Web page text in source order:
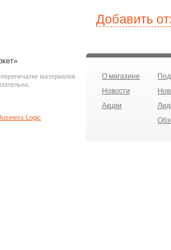
Добавить
материалов
Logic
О магазине
Новости
Акции